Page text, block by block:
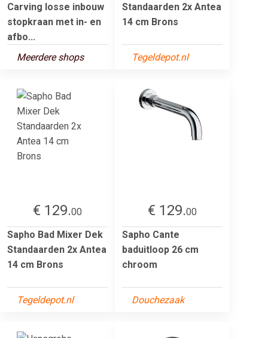
Carving losse inbouw
stopkraan met in- en
afbo...
Meerdere shops
Standaarden 2x Antea
14 cm Brons
Tegeldepot.nl
€ 129.00
Sapho Bad Mixer Dek
Standaarden 2x Antea
14 cm Brons
Tegeldepot.nl
€ 129.00
Sapho Cante
baduitloop 26 cm
chroom
Douchezaak